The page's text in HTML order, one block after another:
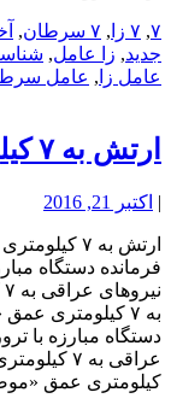
۷, ۷ زا , ۷ سرطان ,
جدید, زا عامل,
عامل زا , عامل
ارتش به ۷ کیلومتری عمق «موصل» رسیدند
| اکتبر 21, 2016
ارتش به ۷
فرمانده دستگاه
به ۷ کیلومتری
دستگاه مبارزه با
کیلومتری عمق